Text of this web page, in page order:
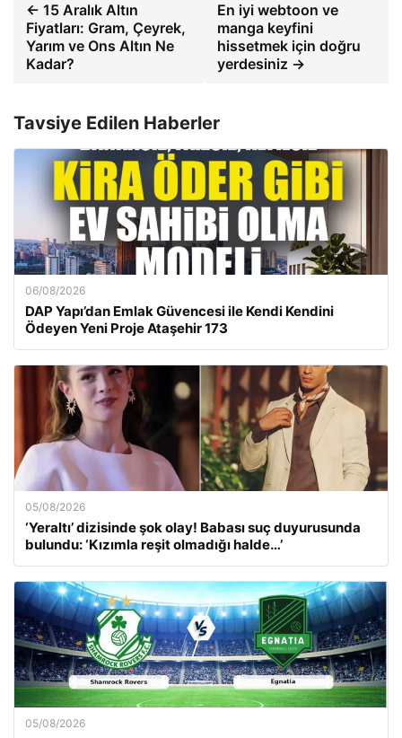
← 15 Aralık Altın
Fiyatları: Gram, Çeyrek,
Yarım ve Ons Altın Ne
Kadar?
En iyi webtoon ve
manga keyfini
hissetmek için doğru
yerdesiniz →
Tavsiye Edilen Haberler
06/08/2026
DAP Yapı’dan Emlak Güvencesi ile Kendi Kendini
Ödeyen Yeni Proje Ataşehir 173
05/08/2026
‘Yeraltı’ dizisinde şok olay! Babası suç duyurusunda
bulundu: ‘Kızımla reşit olmadığı halde…’
05/08/2026